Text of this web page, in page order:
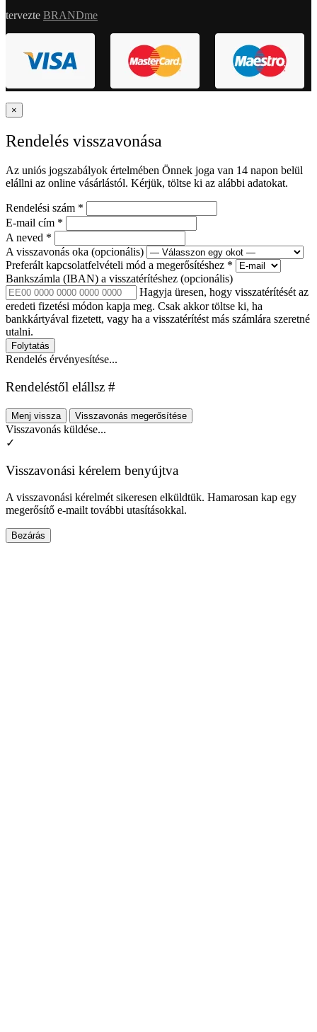
tervezte BRANDme
×
Rendelés visszavonása
Az uniós jogszabályok értelmében Önnek joga van 14 napon belül
elállni az online vásárlástól. Kérjük, töltse ki az alábbi adatokat.
Rendelési szám *
E-mail cím *
A neved *
A visszavonás oka (opcionális)
Preferált kapcsolatfelvételi mód a megerősítéshez *
Bankszámla (IBAN) a visszatérítéshez (opcionális)
Hagyja üresen, hogy visszatérítését az
eredeti fizetési módon kapja meg. Csak akkor töltse ki, ha
bankkártyával fizetett, vagy ha a visszatérítést más számlára szeretné
utalni.
Folytatás
Rendelés érvényesítése...
Rendeléstől elállsz #
Menj vissza Visszavonás megerősítése
Visszavonás küldése...
✓
Visszavonási kérelem benyújtva
A visszavonási kérelmét sikeresen elküldtük. Hamarosan kap egy
megerősítő e-mailt további utasításokkal.
Bezárás